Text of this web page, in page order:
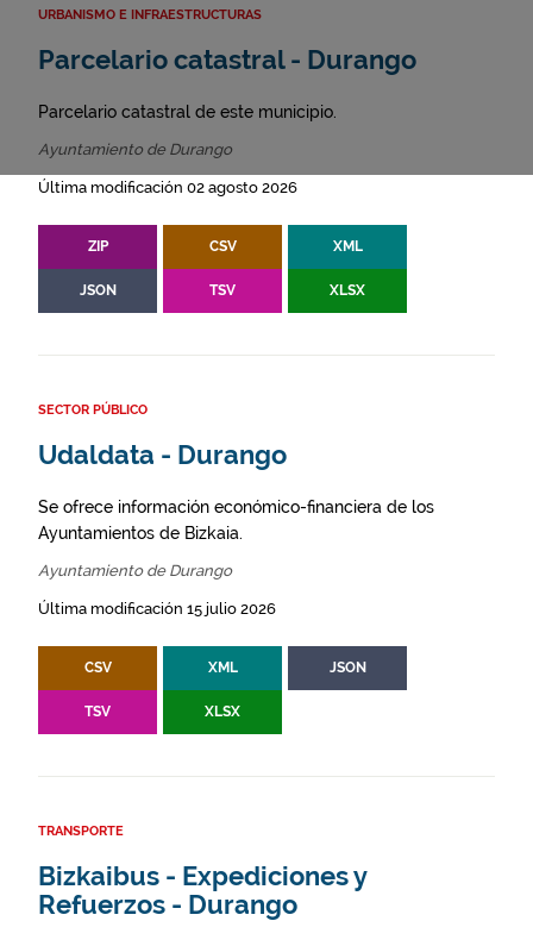
URBANISMO E INFRAESTRUCTURAS
Parcelario catastral - Durango
Parcelario catastral de este municipio.
Ayuntamiento de Durango
Última modificación 02 agosto 2026
ZIP CSV XML
JSON TSV XLSX
SECTOR PÚBLICO
Udaldata - Durango
Se ofrece información económico-financiera de los
Ayuntamientos de Bizkaia.
Ayuntamiento de Durango
Última modificación 15 julio 2026
CSV XML JSON
TSV XLSX
TRANSPORTE
Bizkaibus - Expediciones y
Refuerzos - Durango